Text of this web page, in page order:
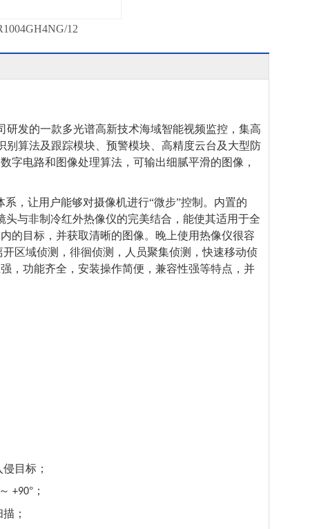
12
研发的一款多光谱高新技术海域智能视频监控，集高
别算法及跟踪模块、预警模块、 高精度云台及大型防
字电路和图像处理算法，可输出细腻平滑的图像 ，
系，让用户能够对摄像机进行“微步”控制。内置的
头与非制冷红外热像仪的完美结合，能使其适用于全
的目标，并获取清晰的图像。 晚上使用热像仪很容
开区域侦测，徘徊侦测，人员聚集侦测，快速移动侦
，功能齐全，安装操作简便，兼容性强等特点，并
目标；
+90°；
；